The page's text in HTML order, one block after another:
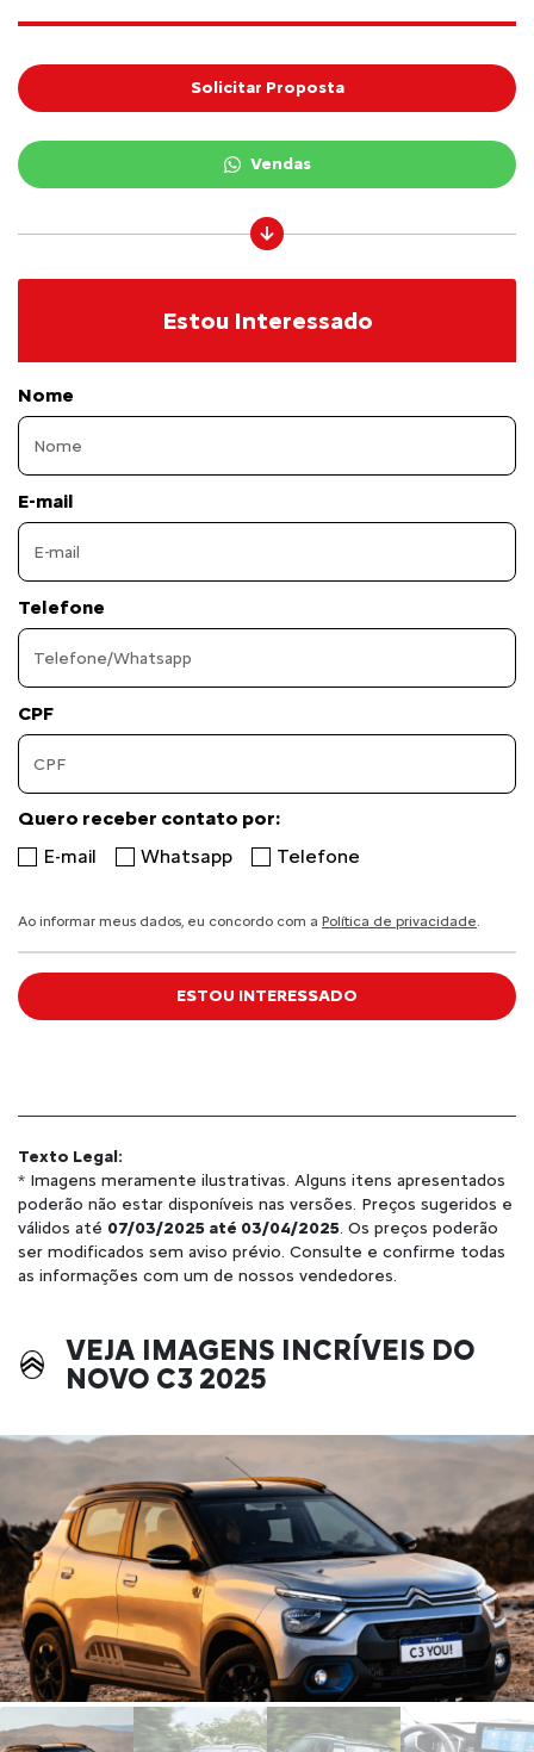
Solicitar Proposta
Vendas
Estou Interessado
Nome
E-mail
Telefone
CPF
Quero receber contato por:
E-mail
Whatsapp Telefone
Ao informar meus dados, eu concordo com a Política de privacidade.
ESTOU INTERESSADO
Texto Legal:
* Imagens meramente ilustrativas. Alguns itens apresentados
poderão não estar disponíveis nas versões. Preços sugeridos e
válidos até 07/03/2025 até 03/04/2025. Os preços poderão
ser modificados sem aviso prévio. Consulte e confirme todas
as informações com um de nossos vendedores.
VEJA IMAGENS INCRÍVEIS DO
NOVO C3 2025